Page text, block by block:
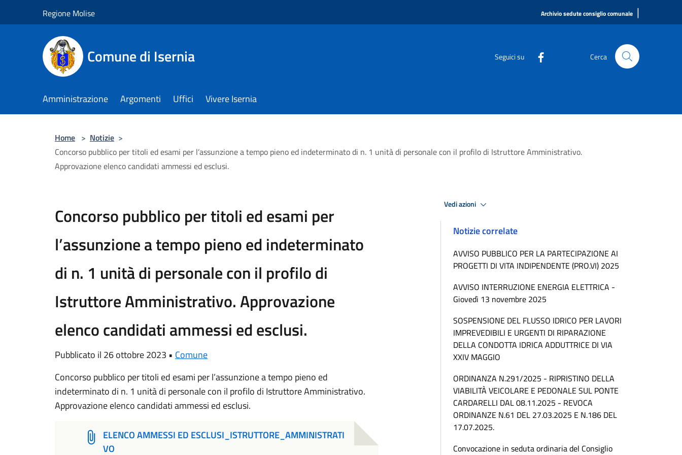
Regione Molise Archivio sedute consiglio comunale |
Comune di Isernia Seguici su Cerca
Amministrazione Argomenti Uffici Vivere Isernia
Home > Notizie >
Concorso pubblico per titoli ed esami per l’assunzione a tempo pieno ed indeterminato di n. 1 unità di personale con il profilo di Istruttore Amministrativo.
Approvazione elenco candidati ammessi ed esclusi.
Concorso pubblico per titoli ed esami per
l’assunzione a tempo pieno ed indeterminato
di n. 1 unità di personale con il profilo di
Istruttore Amministrativo. Approvazione
elenco candidati ammessi ed esclusi.
Pubblicato il 26 ottobre 2023 • Comune
Concorso pubblico per titoli ed esami per l’assunzione a tempo pieno ed
indeterminato di n. 1 unità di personale con il profilo di Istruttore Amministrativo.
Approvazione elenco candidati ammessi ed esclusi.
ELENCO AMMESSI ED ESCLUSI_ISTRUTTORE_AMMINISTRATI
VO
Vedi azioni
Notizie correlate
AVVISO PUBBLICO PER LA PARTECIPAZIONE AI
PROGETTI DI VITA INDIPENDENTE (PRO.VI) 2025
AVVISO INTERRUZIONE ENERGIA ELETTRICA -
Giovedì 13 novembre 2025
SOSPENSIONE DEL FLUSSO IDRICO PER LAVORI
IMPREVEDIBILI E URGENTI DI RIPARAZIONE
DELLA CONDOTTA IDRICA ADDUTTRICE DI VIA
XXIV MAGGIO
ORDINANZA N.291/2025 - RIPRISTINO DELLA
VIABILITÀ VEICOLARE E PEDONALE SUL PONTE
CARDARELLI DAL 08.11.2025 - REVOCA
ORDINANZE N.61 DEL 27.03.2025 E N.186 DEL
17.07.2025.
Convocazione in seduta ordinaria del Consiglio